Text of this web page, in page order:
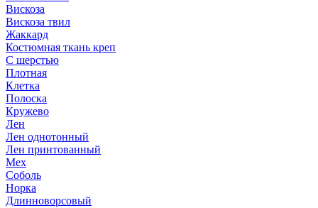
Вискоза
Вискоза твил
Жаккард
Костюмная ткань креп
С шерстью
Плотная
Клетка
Полоска
Кружево
Лен
Лен однотонный
Лен принтованный
Мех
Соболь
Норка
Длинноворсовый